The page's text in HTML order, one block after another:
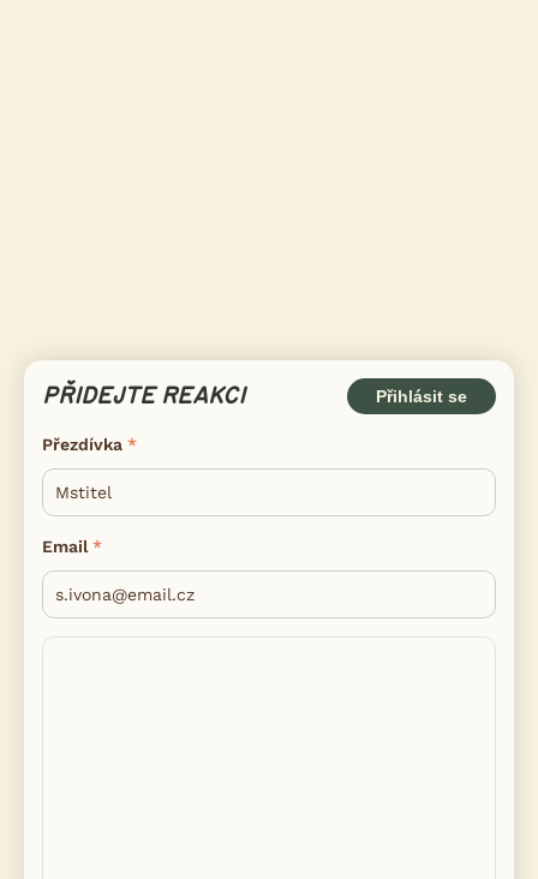
PŘIDEJTE REAKCI Přihlásit se
Přezdívka
Email